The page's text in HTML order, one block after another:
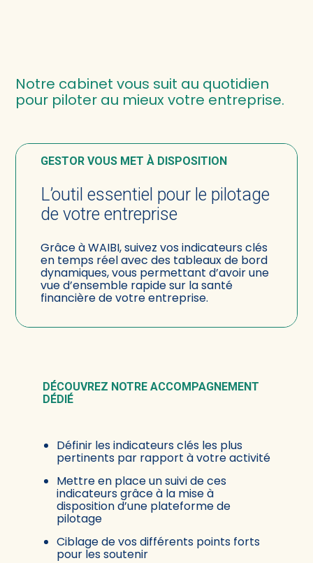
Notre cabinet vous suit au quotidien
pour piloter au mieux votre entreprise.
GESTOR VOUS MET À DISPOSITION
L’outil essentiel pour le pilotage
de votre entreprise
Grâce à WAIBI, suivez vos indicateurs clés
en temps réel avec des tableaux de bord
dynamiques, vous permettant d’avoir une
vue d’ensemble rapide sur la santé
financière de votre entreprise.
DÉCOUVREZ NOTRE ACCOMPAGNEMENT
DÉDIÉ
Définir les indicateurs clés les plus
pertinents par rapport à votre activité
Mettre en place un suivi de ces
indicateurs grâce à la mise à
disposition d’une plateforme de
pilotage
Ciblage de vos différents points forts
pour les soutenir